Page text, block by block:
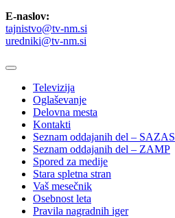
E-naslov:
tajnistvo@tv-nm.si
uredniki@tv-nm.si
Televizija
Oglaševanje
Delovna mesta
Kontakti
Seznam oddajanih del – SAZAS
Seznam oddajanih del – ZAMP
Spored za medije
Stara spletna stran
Vaš mesečnik
Osebnost leta
Pravila nagradnih iger